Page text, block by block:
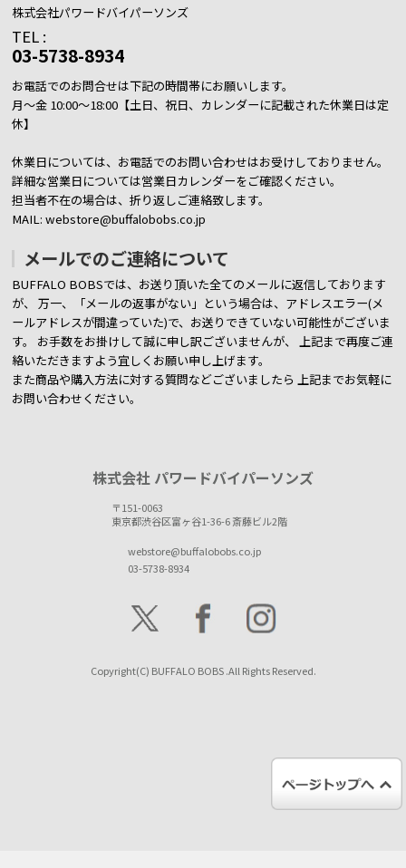
株式会社パワードバイパーソンズ
TEL :
03-5738-8934
お電話でのお問合せは下記の時間帯にお願いします。
月～金 10:00～18:00【土日、祝日、カレンダーに記載された休業日は定
休】
休業日については、お電話でのお問い合わせはお受けしておりません。
詳細な営業日については営業日カレンダーをご確認ください。
担当者不在の場合は、折り返しご連絡致します。
MAIL: webstore@buffalobobs.co.jp
メールでのご連絡について
BUFFALO BOBSでは、お送り頂いた全てのメールに返信しております
が、 万一、「メールの返事がない」という場合は、アドレスエラー(メ
ールアドレスが間違っていた)で、お送りできていない可能性がございま
す。 お手数をお掛けして誠に申し訳ございませんが、 上記まで再度ご連
絡いただきますよう宜しくお願い申し上げます。
また商品や購入方法に対する質問などございましたら上記までお気軽に
お問い合わせください。
株式会社 パワードバイパーソンズ
〒151-0063
東京都渋谷区富ヶ谷1-36-6 斎藤ビル2階
webstore@buffalobobs.co.jp
03-5738-8934
Copyright(C) BUFFALO BOBS .All Rights Reserved.